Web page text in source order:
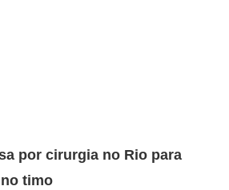
por cirurgia no Rio para
timo